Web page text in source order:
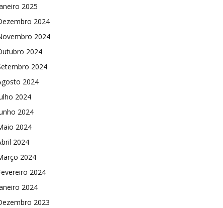
2025
2024
2024
2024
2024
2024
2024
2024
2024
2024
2024
2024
2024
2023